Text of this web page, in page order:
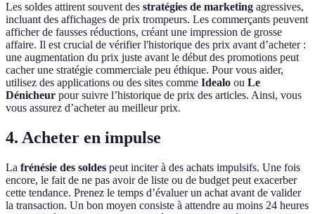
Les soldes attirent souvent des stratégies de marketing agressives,
incluant des affichages de prix trompeurs. Les commerçants peuvent
afficher de fausses réductions, créant une impression de grosse
affaire. Il est crucial de vérifier l'historique des prix avant d’acheter :
une augmentation du prix juste avant le début des promotions peut
cacher une stratégie commerciale peu éthique. Pour vous aider,
utilisez des applications ou des sites comme Idealo ou Le
Dénicheur pour suivre l’historique de prix des articles. Ainsi, vous
vous assurez d’acheter au meilleur prix.
4. Acheter en impulse
La frénésie des soldes peut inciter à des achats impulsifs. Une fois
encore, le fait de ne pas avoir de liste ou de budget peut exacerber
cette tendance. Prenez le temps d’évaluer un achat avant de valider
la transaction. Un bon moyen consiste à attendre au moins 24 heures